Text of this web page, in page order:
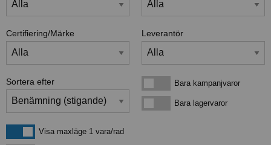
Certifiering/Märke Leverantör
Sortera efter Bara kampanjvarorBara kampanjvaror
Bara lagervarorBara lagervaror
Visa maxläge 1 vara/rad
Visa maxläge 1 vara/rad